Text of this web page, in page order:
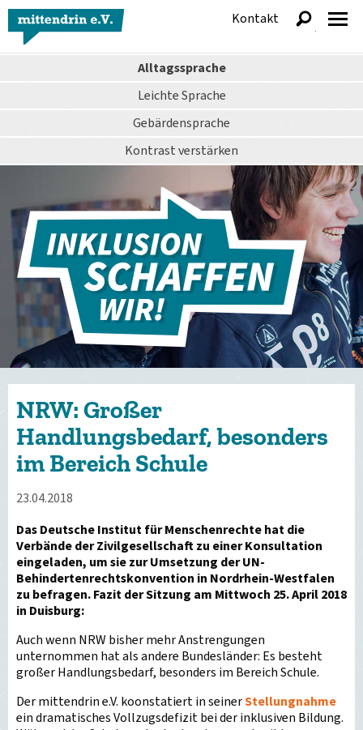
Alltagssprache
Leichte Sprache
Gebärdensprache
Kontrastverstärken
Kontakt
anzeigen
NRW: Großer
Handlungsbedarf, besonders
im Bereich Schule
23.04.2018
Das Deutsche Institut für Menschenrechte hat die
Verbände der Zivilgesellschaft zu einer Konsultation
eingeladen, um sie zur Umsetzung der UN-
Behindertenrechtskonvention in Nordrhein-Westfalen
zu befragen. Fazit der Sitzung am Mittwoch 25. April 2018
in Duisburg:
Auch wenn NRW bisher mehr Anstrengungen
unternommen hat als andere Bundesländer: Es besteht
großer Handlungsbedarf, besonders im Bereich Schule.
Der mittendrin e.V. koonstatiert in seinerStellungnahme
ein dramatisches Vollzugsdefizit bei der inklusiven Bildung.